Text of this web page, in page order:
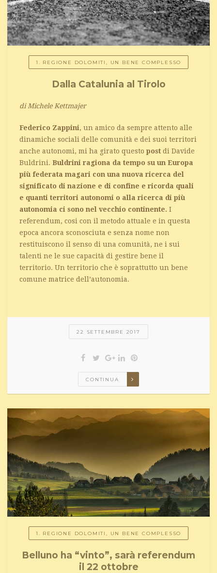
1. REGIONE DOLOMITI, UN BENE COMPLESSO
Dalla Catalunia al Tirolo
di Michele Kettmajer
Federico Zappini, un amico da sempre attento alle
dinamiche sociali delle comunità e dei suoi territori
anche autonomi, mi ha girato questo post di Davide
Buldrini. Buldrini ragiona da tempo su un Europa
più federata magari con una nuova ricerca del
significato di nazione e di confine e ricorda quali
e quanti territori autonomi o alla ricerca di più
autonomia ci sono nel vecchio continente. I
referendum, cosi con il metodo attuale e in questa
epoca ancora sconosciuta e senza nome non
restituiscono il senso di una comunità, ne i sui
talenti ne le sue capacità di gestire bene il
territorio. Un territorio che è soprattutto un bene
comune matrice dell’autonomia.
22 SETTEMBRE 2017
CONTINUA
1. REGIONE DOLOMITI, UN BENE COMPLESSO
Belluno ha “vinto”, sarà referendum
il 22 ottobre